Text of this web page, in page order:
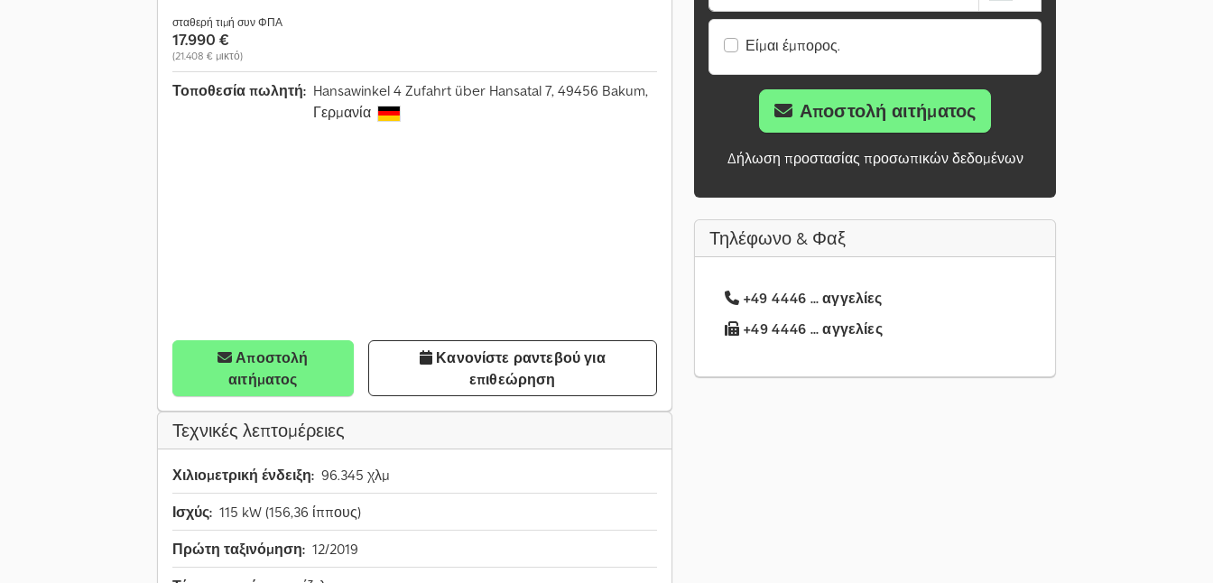
σταθερή τιμή συν ΦΠΑ
17.990 €
(21.408 € μικτό)
Τοποθεσία πωλητή: Hansawinkel 4 Zufahrt über Hansatal 7, 49456 Bakum,
Γερμανία
Αποστολή
αιτήματος
επιθεώρηση
Τεχνικές λεπτομέρειες
Χιλιομετρική ένδειξη: 96.345 χλμ
Ισχύς: 115 kW (156,36 ίππους)
Πρώτη ταξινόμηση: 12/2019
Είμαι έμπορος.
Αποστολή αιτήματος
Δήλωση προστασίας προσωπικών δεδομένων
Τηλέφωνο & Φαξ
+49 4446 ... αγγελίες
+49 4446 ... αγγελίες